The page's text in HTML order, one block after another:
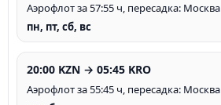
Аэрофлот за 57:55 ч, пересадка: Москва
пн, пт, сб, вс
20:00 KZN → 05:45 KRO
Аэрофлот за 55:45 ч, пересадка: Москва